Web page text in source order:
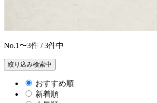
No.1〜3件 / 3件中
絞り込み検索中
おすすめ順
新着順